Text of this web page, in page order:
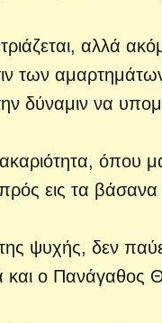
αλλά
των
δύναμιν να
όπου
εις τα
ψυχής, δεν
και ο Πανάγαθος